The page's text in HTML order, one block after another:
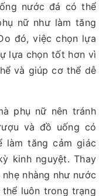
nước đá có thể
nữ như làm tăng
đó, việc chọn lựa
lựa chọn tốt hơn vì
và giúp cơ thể dễ
phụ nữ nên tránh
và đồ uống có
làm tăng cảm giác
kinh nguyệt. Thay
nhàng như nước
luôn trong trạng